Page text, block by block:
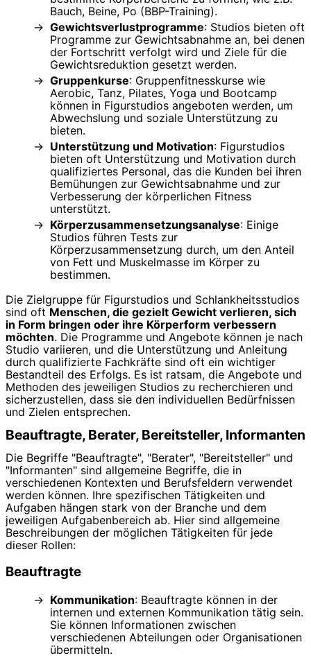
Bauch, Beine, Po (BBP-Training).
Gewichtsverlustprogramme: Studios bieten oft
Programme zur Gewichtsabnahme an, bei denen
der Fortschritt verfolgt wird und Ziele für die
Gewichtsreduktion gesetzt werden.
Gruppenkurse: Gruppenfitnesskurse wie
Aerobic, Tanz, Pilates, Yoga und Bootcamp
können in Figurstudios angeboten werden, um
Abwechslung und soziale Unterstützung zu
bieten.
Unterstützung und Motivation: Figurstudios
bieten oft Unterstützung und Motivation durch
qualifiziertes Personal, das die Kunden bei ihren
Bemühungen zur Gewichtsabnahme und zur
Verbesserung der körperlichen Fitness
unterstützt.
Körperzusammensetzungsanalyse: Einige
Studios führen Tests zur
Körperzusammensetzung durch, um den Anteil
von Fett und Muskelmasse im Körper zu
bestimmen.
Die Zielgruppe für Figurstudios und Schlankheitsstudios
sind oft Menschen, die gezielt Gewicht verlieren, sich
in Form bringen oder ihre Körperform verbessern
möchten. Die Programme und Angebote können je nach
Studio variieren, und die Unterstützung und Anleitung
durch qualifizierte Fachkräfte sind oft ein wichtiger
Bestandteil des Erfolgs. Es ist ratsam, die Angebote und
Methoden des jeweiligen Studios zu recherchieren und
sicherzustellen, dass sie den individuellen Bedürfnissen
und Zielen entsprechen.
Beauftragte, Berater, Bereitsteller, Informanten
Die Begriffe "Beauftragte", "Berater", "Bereitsteller" und
"Informanten" sind allgemeine Begriffe, die in
verschiedenen Kontexten und Berufsfeldern verwendet
werden können. Ihre spezifischen Tätigkeiten und
Aufgaben hängen stark von der Branche und dem
jeweiligen Aufgabenbereich ab. Hier sind allgemeine
Beschreibungen der möglichen Tätigkeiten für jede
dieser Rollen:
Beauftragte
Kommunikation: Beauftragte können in der
internen und externen Kommunikation tätig sein.
Sie können Informationen zwischen
verschiedenen Abteilungen oder Organisationen
übermitteln.